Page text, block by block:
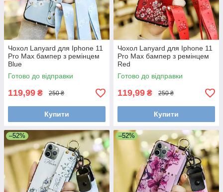
Чохол Lanyard для Iphone 11
Pro Max бампер з ремінцем
Blue
Готово до відправки
119,99 ₴ 250 ₴
Купити
Чохол Lanyard для Iphone 11
Pro Max бампер з ремінцем
Red
Готово до відправки
119,99 ₴ 250 ₴
Купити
–52% –52%